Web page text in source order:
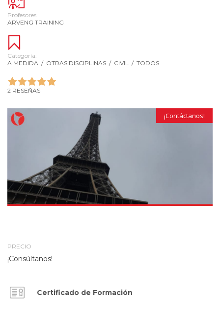
Profesores
ARVENG TRAINING
Categoría:
A MEDIDA / OTRAS DISCIPLINAS / CIVIL / TODOS
2 RESEÑAS
¡Contáctanos!
PRECIO
¡Consúltanos!
Certificado de Formación